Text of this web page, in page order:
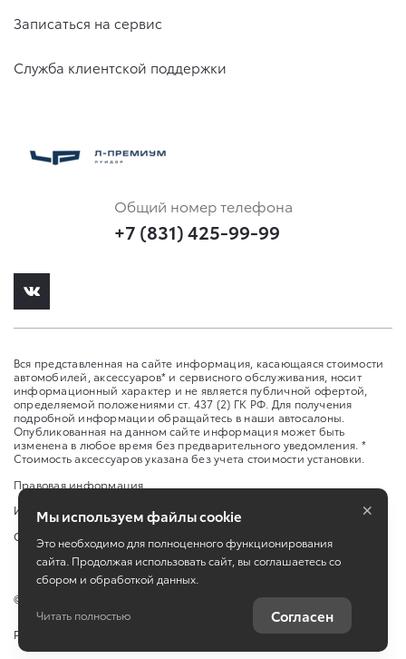
Записаться на сервис
Служба клиентской поддержки
Общий номер телефона
+7 (831) 425-99-99
Вся представленная на сайте информация, касающаяся стоимости
автомобилей, аксессуаров* и сервисного обслуживания, носит
информационный характер и не является публичной офертой,
определяемой положениями ст. 437 (2) ГК РФ. Для получения
подробной информации обращайтесь в наши автосалоны.
Опубликованная на данном сайте информация может быть
изменена в любое время без предварительного уведомления. *
Стоимость аксессуаров указана без учета стоимости установки.
Правовая информация
Изменить настройку cookies
Сбросить cookie
©
Работает на технологиях
Мы используем файлы cookie
Это необходимо для полноценного функционирования
сайта. Продолжая использовать сайт, вы соглашаетесь со
сбором и обработкой данных.
Читать полностью Согласен
×